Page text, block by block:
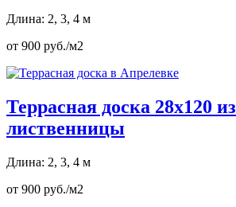
Длина: 2, 3, 4 м
от 900 руб./м2
Террасная доска 28х120 из
лиственницы
Длина: 2, 3, 4 м
от 900 руб./м2